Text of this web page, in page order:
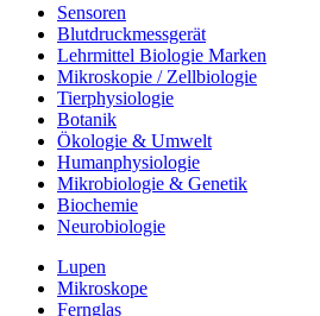
Sensoren
Blutdruckmessgerät
Lehrmittel Biologie Marken
Mikroskopie / Zellbiologie
Tierphysiologie
Botanik
Ökologie & Umwelt
Humanphysiologie
Mikrobiologie & Genetik
Biochemie
Neurobiologie
Lupen
Mikroskope
Fernglas